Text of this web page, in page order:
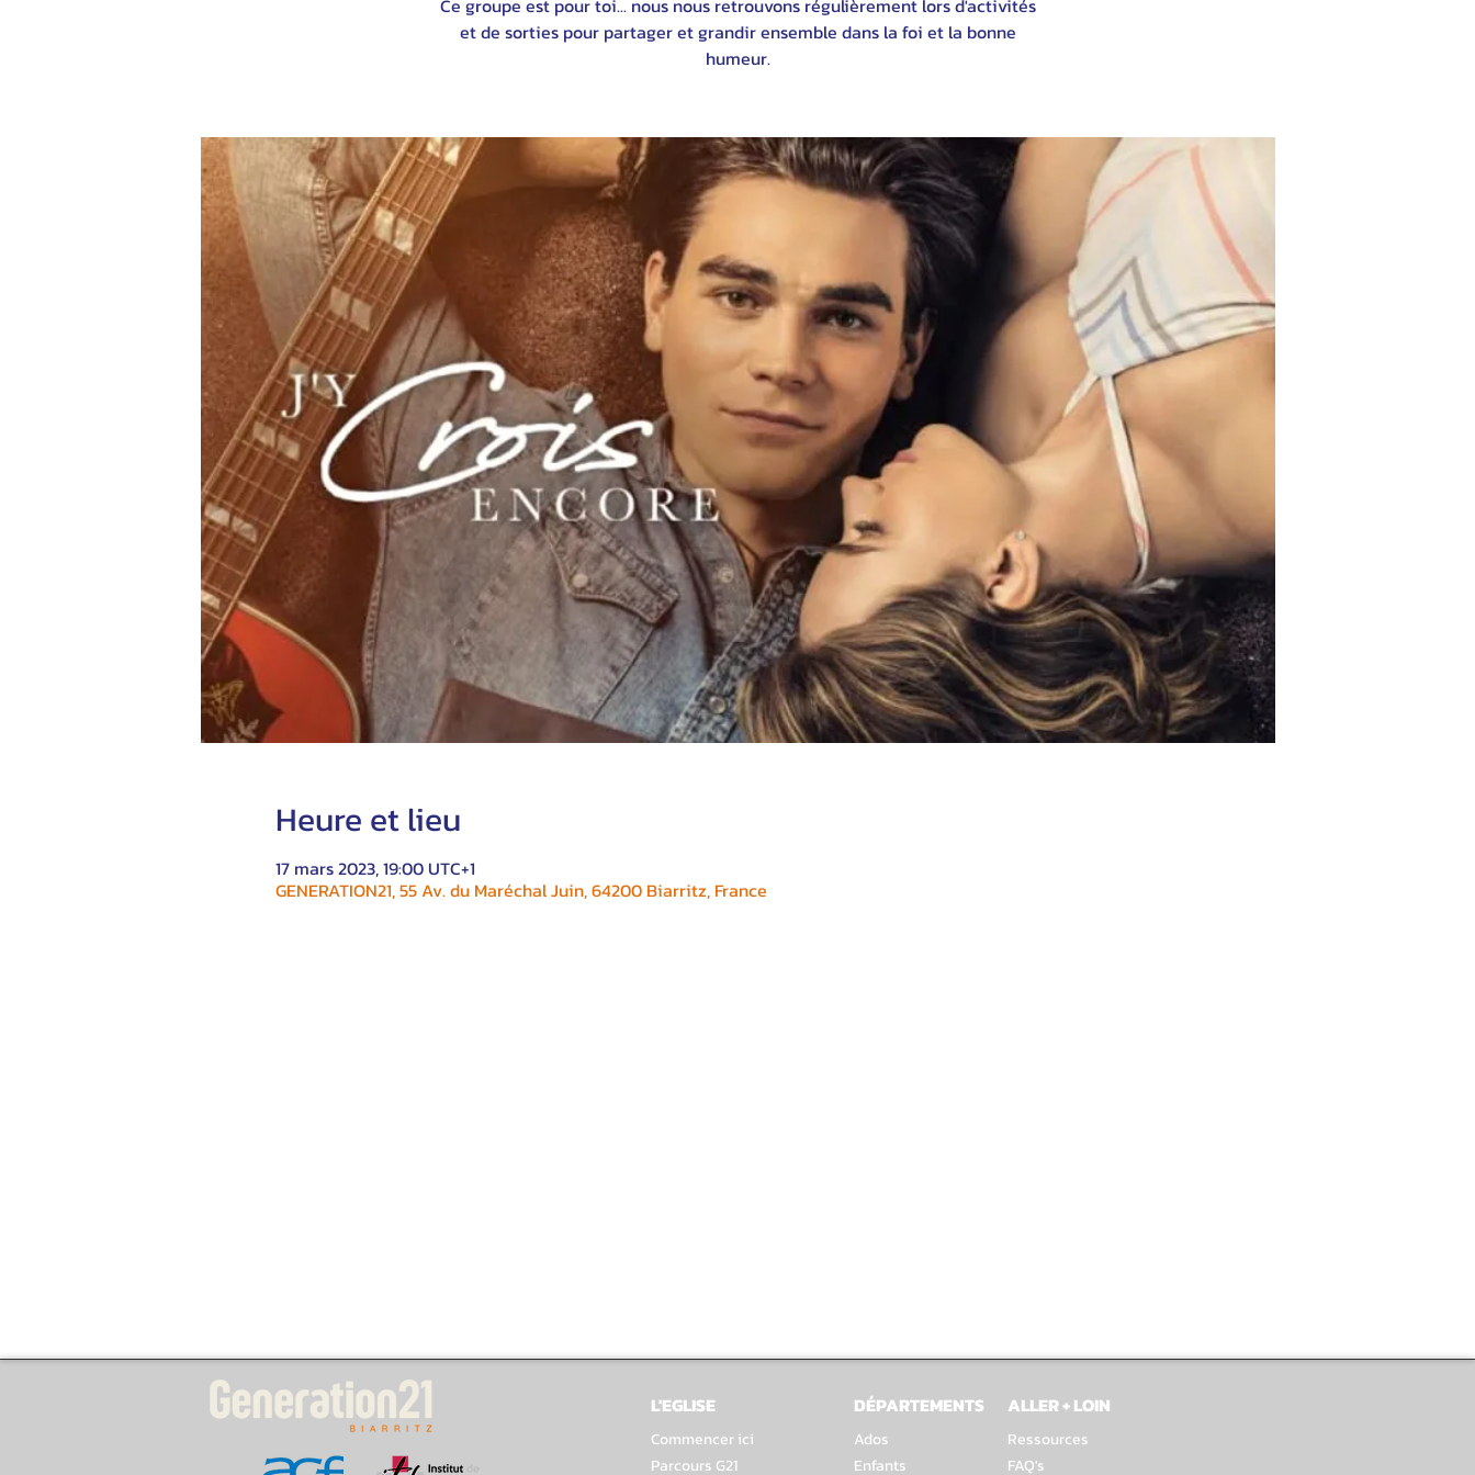
Ce groupe est pour toi... nous nous retrouvons régulièrement lors d'activités
et de sorties pour partager et grandir ensemble dans la foi et la bonne
humeur.
Heure et lieu
17 mars 2023, 19:00 UTC+1
GENERATION21, 55 Av. du Maréchal Juin, 64200 Biarritz, France
L'EGLISE
Commencer ici
Parcours G21
DÉPARTEMENTS ALLER + LOIN
Ados
Enfants
Ressources
FAQ's